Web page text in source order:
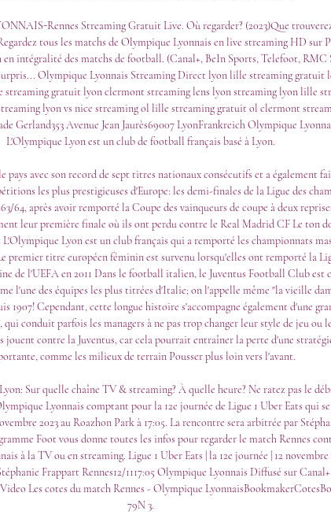
Rennes Streaming Gratuit Live. Où regarder? (2023)Que
tous les matchs de Olympique Lyonnais en live streaming HD sur
intégralité des matchs de football. (Canal+, BeIn Sports, Telefoot, RMC
Olympique Lyonnais Streaming Direct lyon lille streaming gratuit
streaming gratuit lyon clermont streaming lens lyon streaming lyon lille
lyon vs nice streaming ol lille streaming gratuit ol clermont
Gerland353 Avenue Jean Jaurès69007 LyonFrankreich Olympique
L'Olympique Lyon est un club de football français basé à Lyon.
pays avec son record de sept titres nationaux consécutifs et a également
les plus prestigieuses d'Europe: les demi-finales de la Ligue des
64, après avoir remporté la Coupe des vainqueurs de coupe à deux
leur première finale où ils ont perdu contre le Real Madrid CF Le ton
L'Olympique Lyon est un club français qui a remporté les championnats
premier titre européen féminin est survenu lorsqu'elles ont remporté la
de l'UEFA en 2011 Dans le football italien, le Juventus Football Club est
l'une des équipes les plus titrées d'Italie; on l'appelle même "la vieille
1907! Cependant, cette longue histoire s'accompagne également d'une
qui conduit parfois les managers à ne pas trop changer leur style de jeu ou
contre la Juventus, car cela pourrait entraîner la perte d'une
comme les milieux de terrain Pousser plus loin vers l'avant.
Sur quelle chaîne TV & streaming? À quelle heure? Ne ratez pas le
Lyonnais comptant pour la 12e journée de Ligue 1 Uber Eats qui
2023 au Roazhon Park à 17:05. La rencontre sera arbitrée par
Foot vous donne toutes les infos pour regarder le match Rennes
à la TV ou en streaming. Ligue 1 Uber Eats | la 12e journée | 12 novembre
Frappart Rennes12/1117:05 Olympique Lyonnais Diffusé sur
Les cotes du match Rennes - Olympique
79N 3.